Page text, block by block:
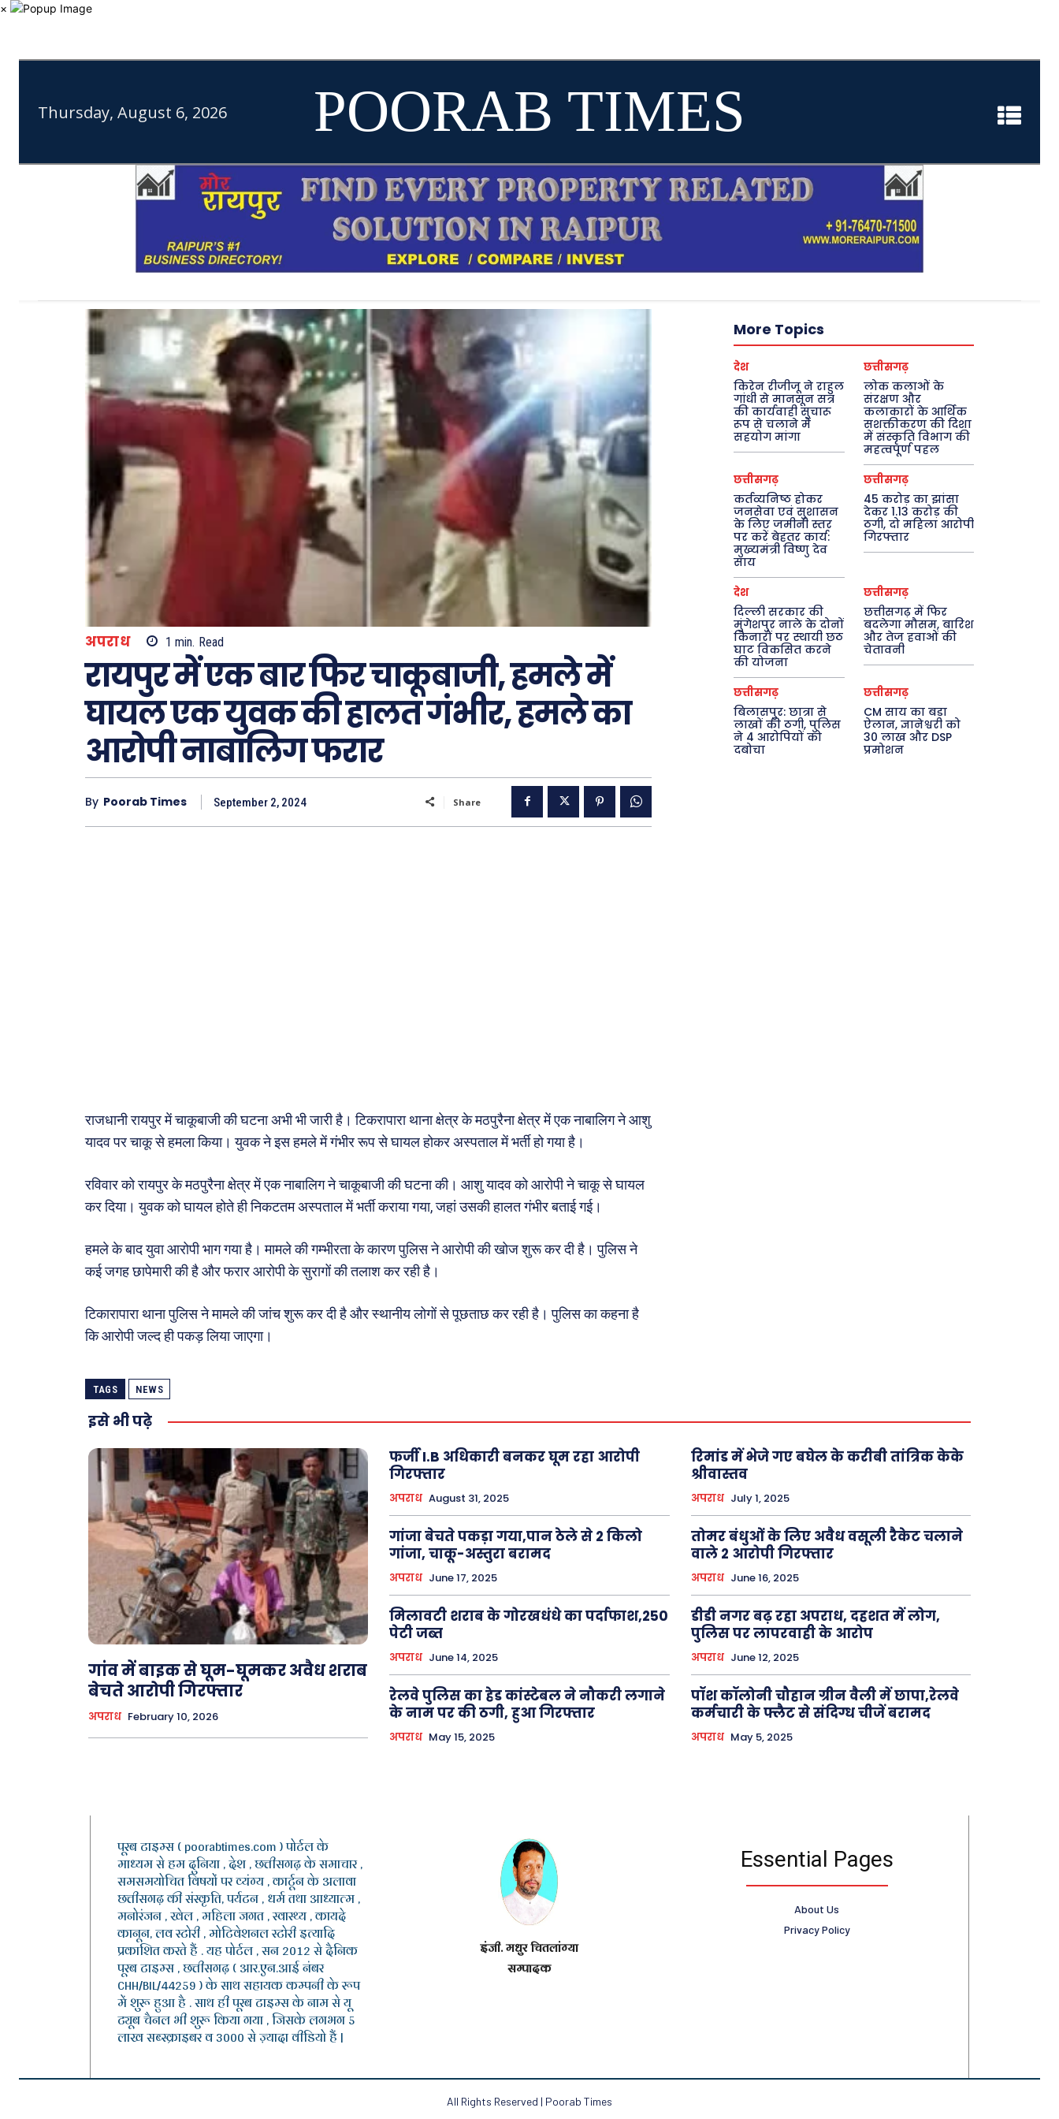
अजब-ग़ज़ब
पर्यटन
Tech
Mobiles
स्वास्थ्य
क़ायदे क़ानून जानकारी
Finance
महिला जगत
×
Thursday, August 6, 2026 POORAB TIMES
अपराध 1 min. Read
रायपुर में एक बार फिर चाकूबाजी, हमले में
घायल एक युवक की हालत गंभीर, हमले का
आरोपी नाबालिग फरार
By Poorab Times September 2, 2024 Share
राजधानी रायपुर में चाकूबाजी की घटना अभी भी जारी है। टिकरापारा थाना क्षेत्र के मठपुरैना क्षेत्र में एक नाबालिग ने आशु
यादव पर चाकू से हमला किया। युवक ने इस हमले में गंभीर रूप से घायल होकर अस्पताल में भर्ती हो गया है।
रविवार को रायपुर के मठपुरैना क्षेत्र में एक नाबालिग ने चाकूबाजी की घटना की। आशु यादव को आरोपी ने चाकू से घायल
कर दिया। युवक को घायल होते ही निकटतम अस्पताल में भर्ती कराया गया, जहां उसकी हालत गंभीर बताई गई।
हमले के बाद युवा आरोपी भाग गया है। मामले की गम्भीरता के कारण पुलिस ने आरोपी की खोज शुरू कर दी है। पुलिस ने
कई जगह छापेमारी की है और फरार आरोपी के सुरागों की तलाश कर रही है।
टिकारापारा थाना पुलिस ने मामले की जांच शुरू कर दी है और स्थानीय लोगों से पूछताछ कर रही है। पुलिस का कहना है
कि आरोपी जल्द ही पकड़ लिया जाएगा।
TAGS NEWS
More Topics
देश
किरेन रीजीजू ने राहुल
गांधी से मानसून सत्र
की कार्यवाही सुचारू
रूप से चलाने में
सहयोग मांगा
छत्तीसगढ़
लोक कलाओं के
संरक्षण और
कलाकारों के आर्थिक
सशक्तीकरण की दिशा
में संस्कृति विभाग की
महत्वपूर्ण पहल
छत्तीसगढ़
कर्तव्यनिष्ठ होकर
जनसेवा एवं सुशासन
के लिए जमीनी स्तर
पर करें बेहतर कार्य:
मुख्यमंत्री विष्णु देव
साय
छत्तीसगढ़
45 करोड़ का झांसा
देकर 1.13 करोड़ की
ठगी, दो महिला आरोपी
गिरफ्तार
देश
दिल्ली सरकार की
मुंगेशपुर नाले के दोनों
किनारों पर स्थायी छठ
घाट विकसित करने
की योजना
छत्तीसगढ़
छत्तीसगढ़ में फिर
बदलेगा मौसम, बारिश
और तेज हवाओं की
चेतावनी
छत्तीसगढ़
बिलासपुर: छात्रा से
लाखों की ठगी, पुलिस
ने 4 आरोपियों को
दबोचा
छत्तीसगढ़
CM साय का बड़ा
ऐलान, ज्ञानेश्वरी को
30 लाख और DSP
प्रमोशन
इसे भी पढ़े
गांव में बाइक से घूम-घूमकर अवैध शराब
बेचते आरोपी गिरफ्तार
अपराध February 10, 2026
फर्जी I.B अधिकारी बनकर घूम रहा आरोपी
गिरफ्तार
अपराध August 31, 2025
रिमांड में भेजे गए बघेल के करीबी तांत्रिक केके
श्रीवास्तव
अपराध July 1, 2025
गांजा बेचते पकड़ा गया,पान ठेले से 2 किलो
गांजा, चाकू-अस्तुरा बरामद
अपराध June 17, 2025
तोमर बंधुओं के लिए अवैध वसूली रैकेट चलाने
वाले 2 आरोपी गिरफ्तार
अपराध June 16, 2025
मिलावटी शराब के गोरखधंधे का पर्दाफाश,250
पेटी जब्त
अपराध June 14, 2025
डीडी नगर बढ़ रहा अपराध, दहशत में लोग,
पुलिस पर लापरवाही के आरोप
अपराध June 12, 2025
रेलवे पुलिस का हेड कांस्टेबल ने नौकरी लगाने
के नाम पर की ठगी, हुआ गिरफ्तार
अपराध May 15, 2025
पॉश कॉलोनी चौहान ग्रीन वैली में छापा,रेलवे
कर्मचारी के फ्लैट से संदिग्ध चीजें बरामद
अपराध May 5, 2025
पूरब टाइम्स ( poorabtimes.com ) पोर्टल के
माध्यम से हम दुनिया , देश , छत्तीसगढ़ के समाचार ,
समसमयोचित विषयों पर व्यंग्य , कार्टून के अलावा
छत्तीसगढ़ की संस्कृति, पर्यटन , धर्म तथा आध्यात्म ,
मनोरंजन , खेल , महिला जगत , स्वास्थ्य , कायदे
कानून, लव स्टोरी , मोटिवेशनल स्टोरी इत्यादि
प्रकाशित करते हैं . यह पोर्टल , सन 2012 से दैनिक
पूरब टाइम्स , छत्तीसगढ़ ( आर.एन.आई नंबर
CHH/BIL/44259 ) के साथ सहायक कम्पनी के रूप
में शुरू हुआ है . साथ ही पूरब टाइम्स के नाम से यू
ट्यूब चैनल भी शुरू किया गया , जिसके लगभग 5
लाख सब्स्क्राइबर व 3000 से ज़्यादा वीडियो हैं |
इंजी. मधुर चितलांग्या
सम्पादक
Essential Pages
About Us
Privacy Policy
All Rights Reserved | Poorab Times